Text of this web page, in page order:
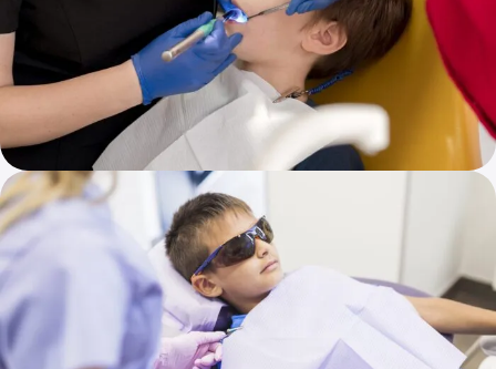
incluyendo empastes y otros procedimientos destinados a
preservar la estructura y la función dental.
Coronas dentales
Las coronas se utilizan para restaurar dientes severamente
dañados, proporcionando resistencia, protección y una
apariencia natural.